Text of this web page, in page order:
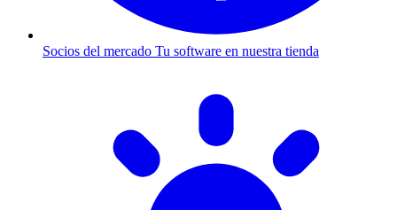
Socios del mercado Tu software en nuestra tienda